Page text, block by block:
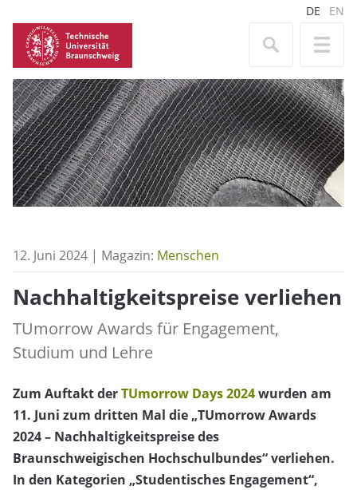
DE EN
12. Juni 2024 | Magazin: Menschen
Nachhaltigkeitspreise verliehen
TUmorrow Awards für Engagement,
Studium und Lehre
Zum Auftakt derTUmorrow Days 2024wurden am
11. Juni zum dritten Mal die „TUmorrow Awards
2024 – Nachhaltigkeitspreise des
Braunschweigischen Hochschulbundes“ verliehen.
In den Kategorien „Studentisches Engagement“,